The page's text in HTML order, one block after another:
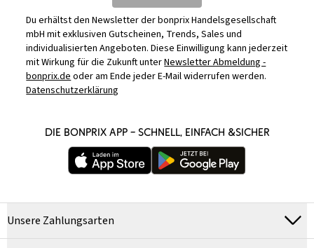
Du erhältst den Newsletter der bonprix Handelsgesellschaft
mbH mit exklusiven Gutscheinen, Trends, Sales und
individualisierten Angeboten. Diese Einwilligung kann jederzeit
mit Wirkung für die Zukunft unterNewsletter Abmeldung -
bonprix.deoder am Ende jeder E-Mail widerrufen werden.
Datenschutzerklärung
DIE BONPRIX APP – SCHNELL, EINFACH &SICHER
Unsere Zahlungsarten